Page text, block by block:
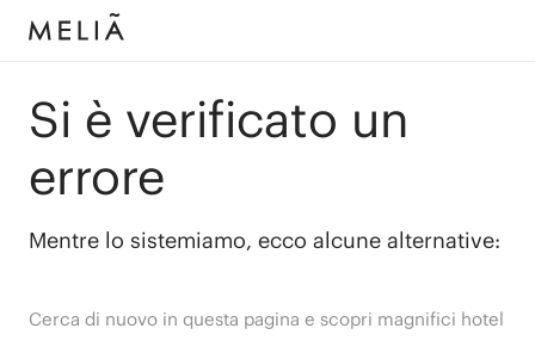
Si è verificato un
errore
Mentre lo sistemiamo, ecco alcune alternative:
Cerca di nuovo in questa pagina e scopri magnifici hotel